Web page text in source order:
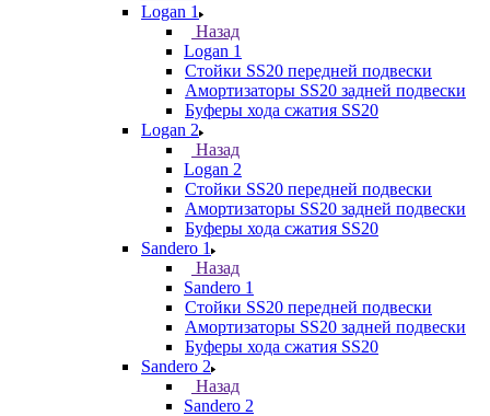
Logan 1
Назад
Logan 1
Стойки SS20 передней подвески
Амортизаторы SS20 задней подвески
Буферы хода сжатия SS20
Logan 2
Назад
Logan 2
Стойки SS20 передней подвески
Амортизаторы SS20 задней подвески
Буферы хода сжатия SS20
Sandero 1
Назад
Sandero 1
Стойки SS20 передней подвески
Амортизаторы SS20 задней подвески
Буферы хода сжатия SS20
Sandero 2
Назад
Sandero 2